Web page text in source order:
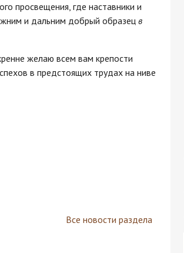
просвещения, где наставники и
и дальним добрый образец в
желаю всем вам крепости
в предстоящих трудах на ниве
Все новости раздела